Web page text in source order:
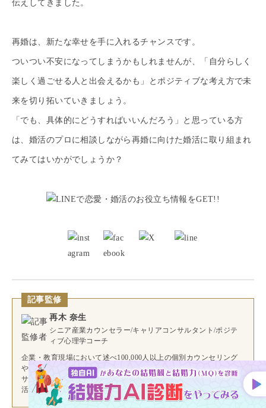
伝えしてきました。
再婚は、新たな幸せを手に入れるチャンスです。
ついつい不安になってしまうかもしれませんが、「自分らしく
楽しく過ごせる人と出会えるかも」とポジティブな考え方で未
来を切り拓いていきましょう。
「でも、具体的にどうすればいいんだろう」と思っている方
は、婚活のプロに相談しながら再婚に向けた婚活に取り組まれ
てみてはいかがでしょうか？
記事監修
再木 奈生
シニア産業カウンセラー/キャリアコンサルタント/ポジテ
ィブ心理学コーチ
企業・教育現場において述べ100,000人以上の個別カウンセリング
やスーパービジョンを実践中。
サンマリエでは、社員教育研修、会員向け婚活セミナー講師として
活躍中